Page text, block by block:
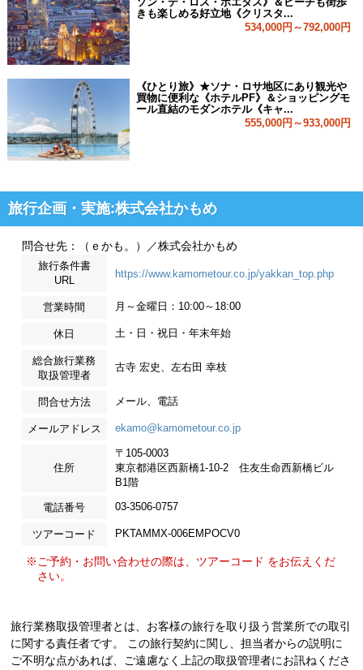
きも楽しめる好立地《クリスタ...
534,000円～792,000円
《ひとり旅》★ソナ・ロサ地区にあり観光や
買物に便利な《ホテルPF》＆ショッピングモ
ール直結のモダンホテル《キャ...
555,000円～933,000円
旅行企画・実施:株式会社かもめ
問合せ先：（ｅかも。）／株式会社かもめ
旅行条件書
URL
https://www.kamometour.co.jp/yakkan_top.php
営業時間 月～金曜日：10:00～18:00
休日 土・日・祝日・年末年始
総合旅行業務
取扱管理者
古寺 宏史、左右田 幸枝
問合せ方法 メール、電話
メールアドレス ekamo@kamometour.co.jp
住所
〒105-0003
東京都港区西新橋1-10-2 住友生命西新橋ビル
B1階
電話番号 03-3506-0757
ツアーコード PKTAMMX-006EMPOCV0
※ご予約・お問い合わせの際は、ツアーコード をお伝えくだ
さい。
旅行業務取扱管理者とは、お客様の旅行を取り扱う営業所での取引
に関する責任者です。 この旅行契約に関し、担当者からの説明に
ご不明な点があれば、ご遠慮なく上記の取扱管理者にお訊ねくださ